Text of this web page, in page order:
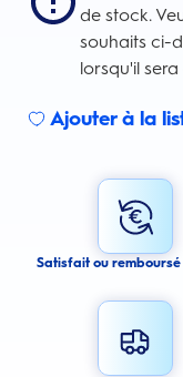
de stock.
souhaits ci-
lorsqu'il
Ajouter à la
I agree to
By signing up for email
communications
to send you email
personal data as stated
consent or manage
Satisfait ou remboursé